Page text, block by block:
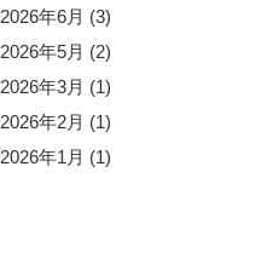
2026年6月 (3)
2026年5月 (2)
2026年3月 (1)
2026年2月 (1)
2026年1月 (1)